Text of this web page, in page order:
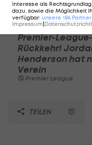
Premier-
Rückkehr!
Henderson hat
Verein
Premier League
TEILEN
Interesse als
dazu, sowie die Möglichkeit
verfügbar: unsere 186 Partner
Impressum